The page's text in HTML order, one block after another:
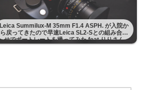
Leica Summilux-M 35mm F1.4 ASPH. が入院か
ら戻ってきたので早速Leica SL2-Sとの組み合わ
せでポートレートを撮ってみた feat りりさん